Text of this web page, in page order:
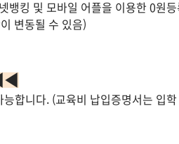
킹 및 모바일 어플을 이용한 0원
변동될 수 있음)
합니다. (교육비 납입증명서는 입학